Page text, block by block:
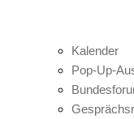
Kalender
Pop-Up-